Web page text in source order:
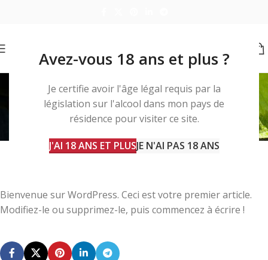
Avez-vous 18 ans et plus ?
Je certifie avoir l'âge légal requis par la
législation sur l'alcool dans mon pays de
résidence pour visiter ce site.
J'AI 18 ANS ET PLUSJE N'AI PAS 18 ANS
Blog
Home Non classé
NON CLASSÉ
Bonjour tout le monde !
Bienvenue sur WordPress. Ceci est votre premier article.
Modifiez-le ou supprimez-le, puis commencez à écrire !